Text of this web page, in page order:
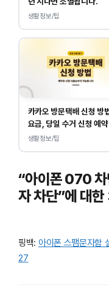
생활정보/팁
카카오 방문택배 신청 방
요금, 당일 수거 신청 예약
내
생활정보/팁
“아이폰 070 차
자 차단”에 대
핑백: 아이폰 스팸문자
27